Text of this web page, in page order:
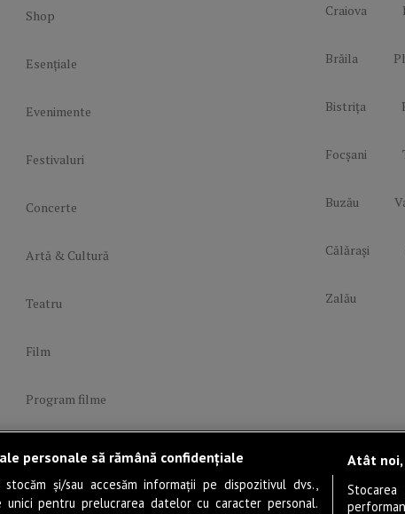
Shop
Esențiale
Evenimente
Festivaluri
Concerte
Artă & Cultură
Teatru
Film
Program filme
PoveștiDeSucces
Craiova
Brăila
Bistrița
Focșani
Buzău
Călărași
Zalău
personale să rămână confidențiale
stocăm și/sau accesăm informații pe dispozitivul dvs.,
unici pentru prelucrarea datelor cu caracter personal.
Atât